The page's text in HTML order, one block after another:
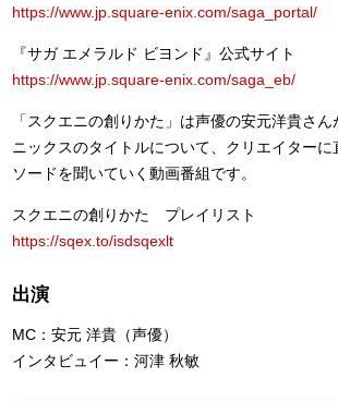
https://www.jp.square-enix.com/saga_portal/
『サガ エメラルド ビヨンド』公式サイト
https://www.jp.square-enix.com/saga_eb/
「スクエニの創りかた」は声優の安元洋貴さ
ニックスのタイトルについて、クリエイター
ソードを聞いていく動画番組です。
スクエニの創りかた プレイリスト
https://sqex.to/isdsqexlt
出演
MC：安元 洋貴（声優）
インタビュイー：河津 秋敏